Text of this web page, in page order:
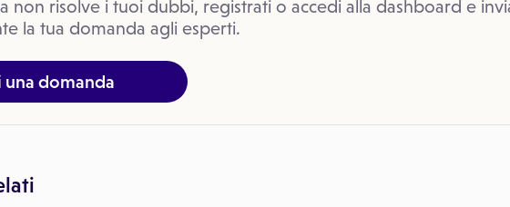
non risolve i tuoi dubbi, registrati o accedi alla dashboard e
la tua domanda agli esperti.
una domanda